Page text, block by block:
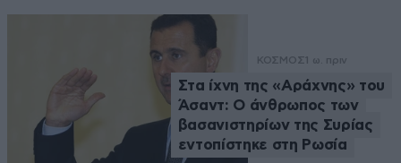
ΚΟΣΜΟΣ 1 ω. πριν
Στα ίχνη της «Αράχνης» του
Άσαντ: Ο άνθρωπος των
βασανιστηρίων της Συρίας
εντοπίστηκε στη Ρωσία